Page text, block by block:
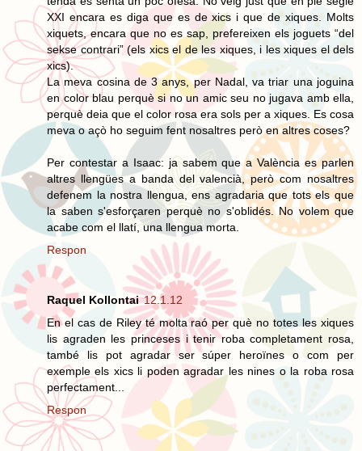
XXI encara es diga que es de xics i que de xiques. Molts
xiquets, encara que no es sap, prefereixen els joguets “del
sekse contrari” (els xics el de les xiques, i les xiques el dels
xics).
La meva cosina de 3 anys, per Nadal, va triar una joguina
en color blau perquè si no un amic seu no jugava amb ella,
perquè deia que el color rosa era sols per a xiques. Es cosa
meva o açò ho seguim fent nosaltres però en altres coses?
Per contestar a Isaac: ja sabem que a València es parlen
altres llengües a banda del valencià, però com nosaltres
defenem la nostra llengua, ens agradaria que tots els que
la saben s'esforçaren perquè no s'oblidés. No volem que
acabe com el llatí, una llengua morta.
Respon
Raquel Kollontai 12.1.12
En el cas de Riley té molta raó per què no totes les xiques
lis agraden les princeses i tenir roba completament rosa,
també lis pot agradar ser súper heroïnes o com per
exemple els xics li poden agradar les nines o la roba rosa
perfectament...
Respon